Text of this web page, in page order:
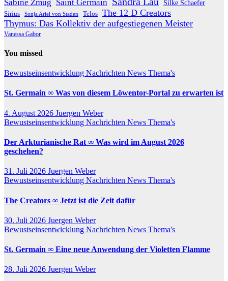
Saint Germain Silke Schaefer
Sirius Sonja Ariel von Staden Telos The 12 D Creators
Thymus: Das Kollektiv der aufgestiegenen Meister
Vanessa Gabor
You missed
Bewustseinsentwicklung Nachrichten News Thema's
St. Germain ∞ Was von diesem Löwentor-Portal zu erwarten ist
4. August 2026 Juergen Weber
Bewustseinsentwicklung Nachrichten News Thema's
Der Arkturianische Rat ∞ Was wird im August 2026
geschehen?
31. Juli 2026 Juergen Weber
Bewustseinsentwicklung Nachrichten News Thema's
The Creators ∞ Jetzt ist die Zeit dafür
30. Juli 2026 Juergen Weber
Bewustseinsentwicklung Nachrichten News Thema's
St. Germain ∞ Eine neue Anwendung der Violetten Flamme
28. Juli 2026 Juergen Weber